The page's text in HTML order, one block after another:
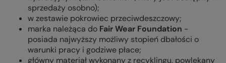
sprzedaży osobno);
w zestawie pokrowiec przeciwdeszczowy;
marka należąca do Fair Wear Foundation -
posiada najwyższy możliwy stopień dbałości o
warunki pracy i godziwe płace;
główny materiał wykonany z recyklingu, powlekany